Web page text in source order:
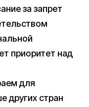
за запрет
приоритет над
для
других стран